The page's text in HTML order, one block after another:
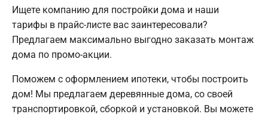
Ищете компанию для постройки дома и наши
тарифы в прайс-листе вас заинтересовали?
Предлагаем максимально выгодно заказать монтаж
дома по промо-акции.
Поможем с оформлением ипотеки, чтобы построить
дом! Мы предлагаем деревянные дома, со своей
транспортировкой, сборкой и установкой. Вы можете